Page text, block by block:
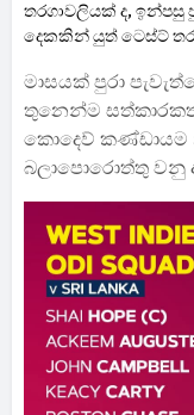
තරගාවලියක් ද, ඉන්පසු
දෙකකින් යුත් ටෙස්ට්
මාසයක් පුරා
තුනෙන්ම
කොදෙව් කණ්ඩායම
බලාපොරොත්තු වනු